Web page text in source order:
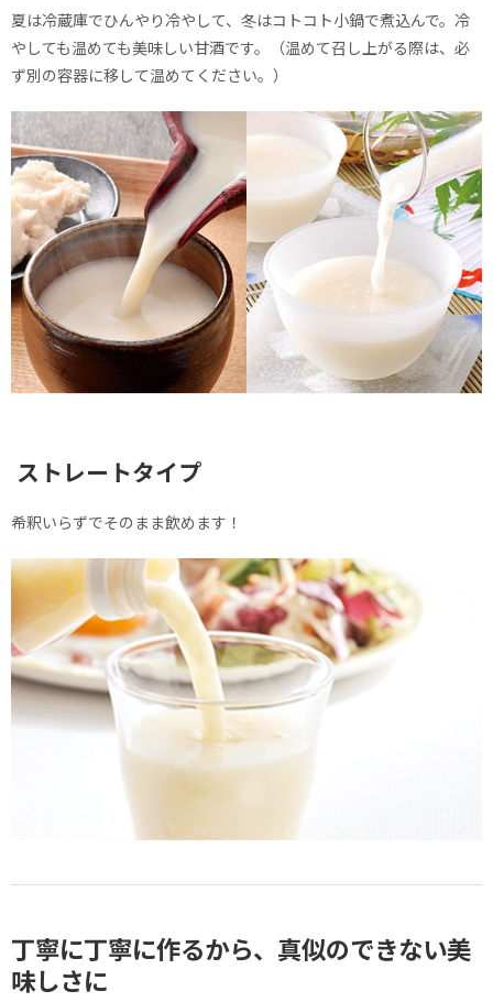
夏は冷蔵庫でひんやり冷やして、冬はコトコト小鍋で煮込んで。冷
やしても温めても美味しい甘酒です。（温めて召し上がる際は、必
ず別の容器に移して温めてください。）
ストレートタイプ
希釈いらずでそのまま飲めます！
丁寧に丁寧に作るから、 真似のできない美
味しさに